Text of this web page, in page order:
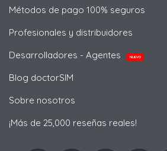
Métodos de pago 100% seguros
Profesionales y distribuidores
Desarrolladores - Agentes
NUEVO
Blog doctorSIM
Sobre nosotros
¡Más de 25,000 reseñas reales!